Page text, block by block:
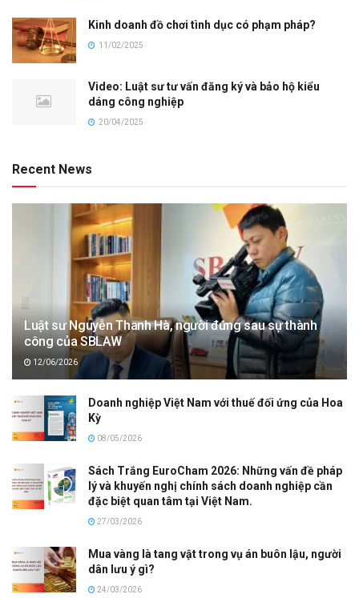
Kinh doanh đồ chơi tình dục có phạm pháp?
11/02/2025
Video: Luật sư tư vấn đăng ký và bảo hộ kiểu
dáng công nghiệp
20/04/2025
Recent News
Luật sư Nguyễn Thanh Hà, người đứng sau sự thành
công của SBLAW
12/06/2026
Doanh nghiệp Việt Nam với thuế đối ứng của Hoa
Kỳ
08/05/2026
Sách Trắng EuroCham 2026: Những vấn đề pháp
lý và khuyến nghị chính sách doanh nghiệp cần
đặc biệt quan tâm tại Việt Nam.
27/03/2026
Mua vàng là tang vật trong vụ án buôn lậu, người
dân lưu ý gì?
24/03/2026